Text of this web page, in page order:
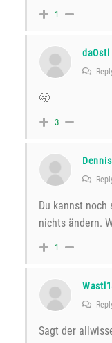
1
daOstl
🥱
3
Du kannst
nichts ändern.
1
Sagt der